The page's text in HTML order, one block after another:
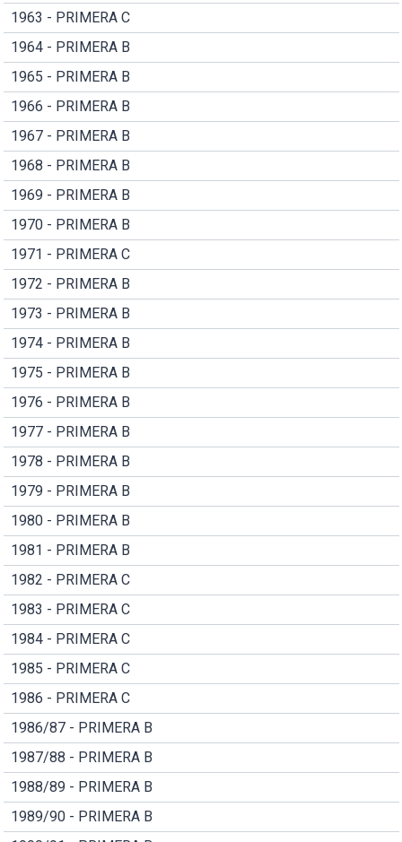
1963 - PRIMERA C
1964 - PRIMERA B
1965 - PRIMERA B
1966 - PRIMERA B
1967 - PRIMERA B
1968 - PRIMERA B
1969 - PRIMERA B
1970 - PRIMERA B
1971 - PRIMERA C
1972 - PRIMERA B
1973 - PRIMERA B
1974 - PRIMERA B
1975 - PRIMERA B
1976 - PRIMERA B
1977 - PRIMERA B
1978 - PRIMERA B
1979 - PRIMERA B
1980 - PRIMERA B
1981 - PRIMERA B
1982 - PRIMERA C
1983 - PRIMERA C
1984 - PRIMERA C
1985 - PRIMERA C
1986 - PRIMERA C
1986/87 - PRIMERA B
1987/88 - PRIMERA B
1988/89 - PRIMERA B
1989/90 - PRIMERA B